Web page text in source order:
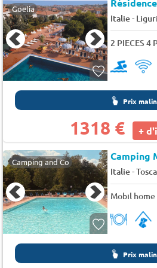
Goelia
Italie-
2 PIECES 4
Prix malin
1318 € +
Camping and Co Camping
Italie-
Mobil home
Prix malin